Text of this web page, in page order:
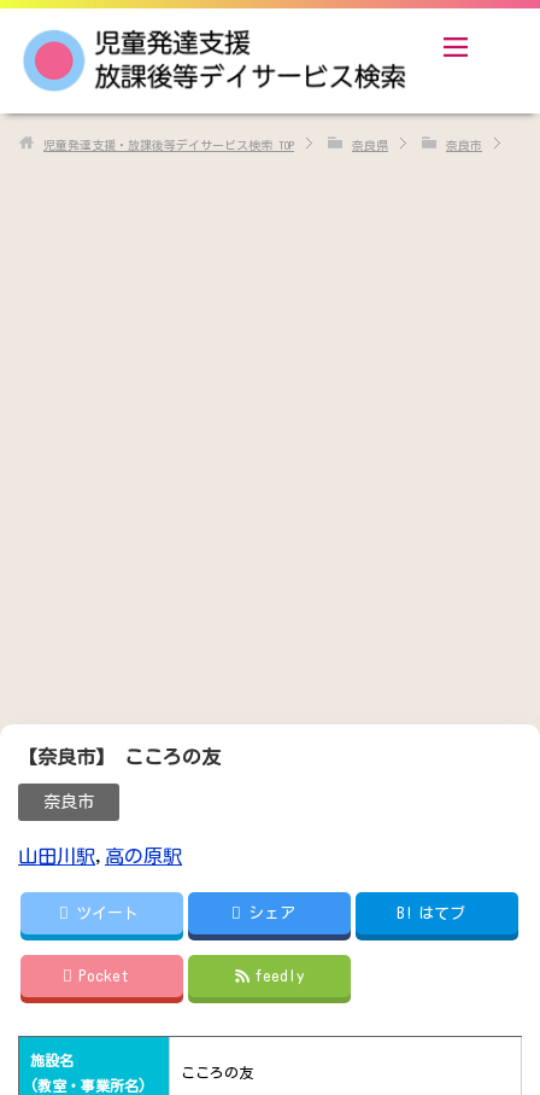
児童発達支援・放課後等デイサービス検索 TOP 奈良県 奈良市
【奈良市】 こころの友
奈良市
山田川駅, 高の原駅
ツイート シェア B! はてブ
Pocket feedly
施設名
(教室・事業所名)
こころの友